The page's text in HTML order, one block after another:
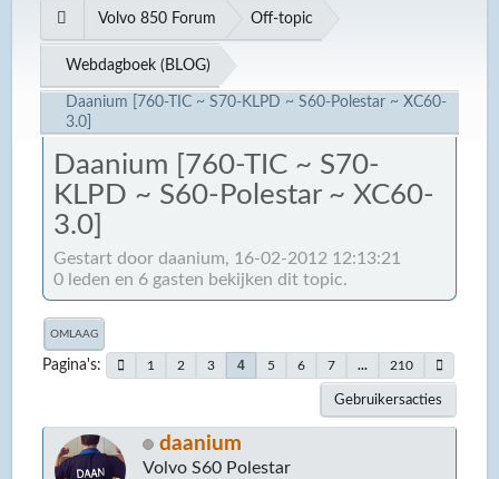
Volvo 850 Forum Off-topic
Webdagboek (BLOG)
Daanium [760-TIC ~ S70-KLPD ~ S60-Polestar ~ XC60-
3.0]
Daanium [760-TIC ~ S70-
KLPD ~ S60-Polestar ~ XC60-
3.0]
Gestart door daanium, 16-02-2012 12:13:21
0 leden en 6 gasten bekijken dit topic.
OMLAAG
Pagina's 1 2 3 4 5 6 7 ... 210
Gebruikersacties
daanium
Volvo S60 Polestar